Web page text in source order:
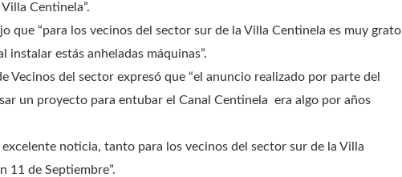
Centinela”.
que “para los vecinos del sector sur de la Villa Centinela es muy grato
instalar estás anheladas máquinas”.
Vecinos del sector expresó que “el anuncio realizado por parte del
un proyecto para entubar el Canal Centinela era algo por años
noticia, tanto para los vecinos del sector sur de la Villa
11 de Septiembre”.